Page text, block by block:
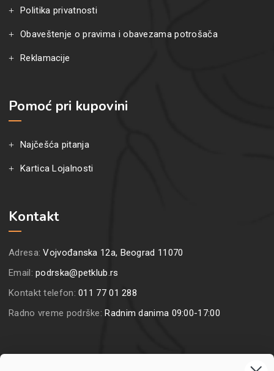
Politika privatnosti
Obaveštenje o pravima i obavezama potrošača
Reklamacije
Pomoć pri kupovini
Najčešća pitanja
Kartica Lojalnosti
Kontakt
Adresa:Vojvođanska 12a, Beograd 11070
Email:podrska@petklub.rs
Kontakt telefon:011 77 01 288
Radno vreme podrške:Radnim danima 09:00-17:00